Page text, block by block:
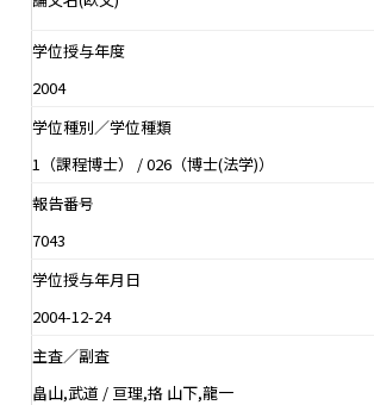
学位授与年度
2004
学位種別／学位種類
1（課程博士） / 026（博士(法学)）
報告番号
7043
学位授与年月日
2004-12-24
主査／副査
畠山,武道 / 亘理,挌 山下,龍一